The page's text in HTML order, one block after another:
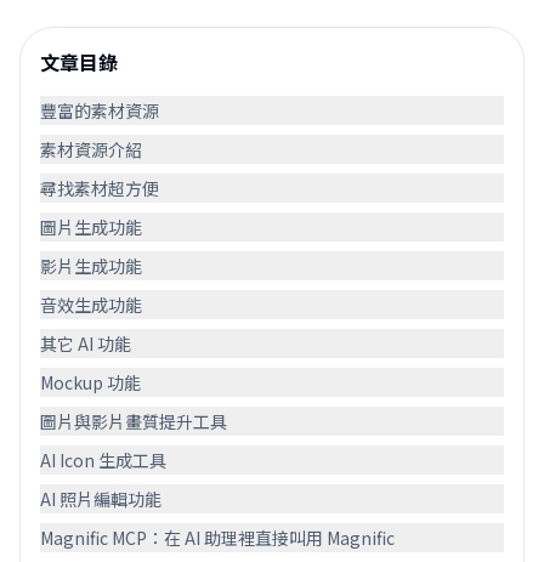
文章目錄
豐富的素材資源
素材資源介紹
尋找素材超方便
圖片生成功能
影片生成功能
音效生成功能
其它 AI 功能
Mockup 功能
圖片與影片畫質提升工具
AI Icon 生成工具
AI 照片編輯功能
Magnific MCP：在 AI 助理裡直接叫用 Magnific